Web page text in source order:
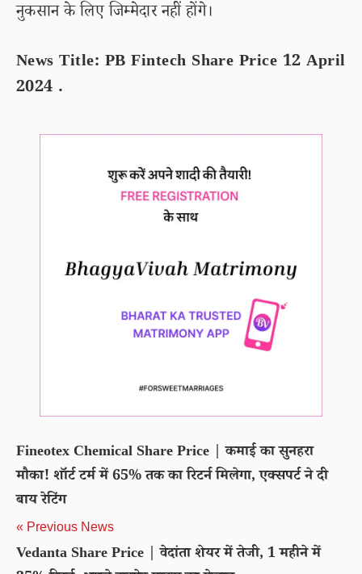
नुकसान के लिए जिम्मेदार नहीं होंगे।
News Title: PB Fintech Share Price 12 April
2024 .
Fineotex Chemical Share Price | कमाई का सुनहरा
मौका! शॉर्ट टर्म में 65% तक का रिटर्न मिलेगा, एक्सपर्ट ने दी
बाय रेटिंग
« Previous News
Vedanta Share Price | वेदांता शेयर में तेजी, 1 महीने में